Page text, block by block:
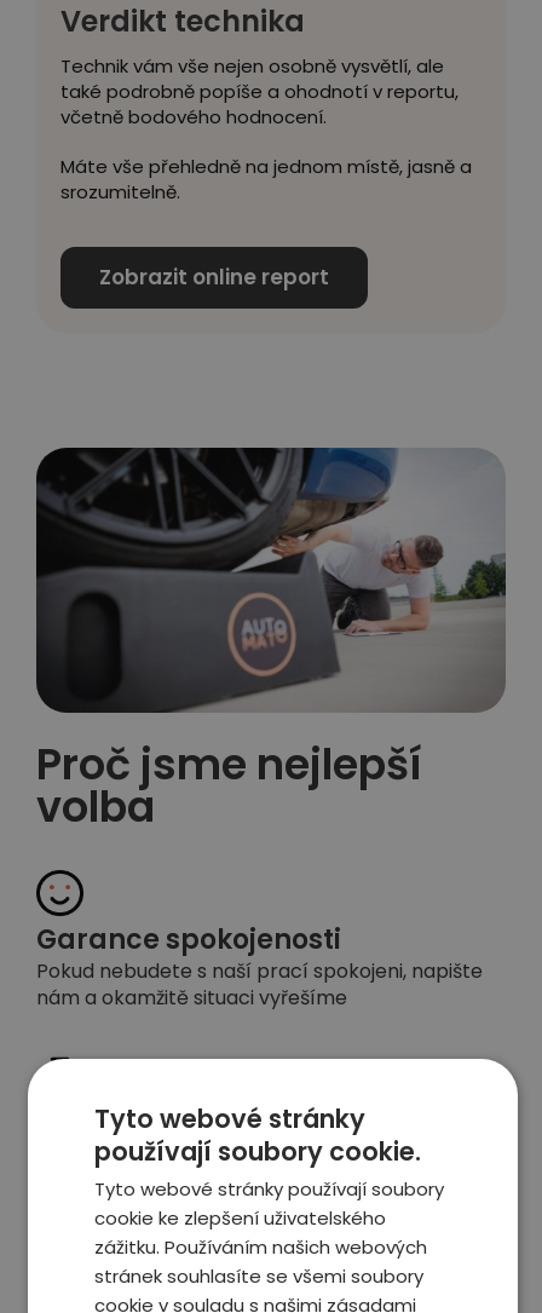
Verdikt technika
Technik vám vše nejen osobně vysvětlí, ale
také podrobně popíše a ohodnotí v reportu,
včetně bodového hodnocení.
Máte vše přehledně na jednom místě, jasně a
srozumitelně.
Zobrazit online report
Proč jsme nejlepší
volba
Garance spokojenosti
Pokud nebudete s naší prací spokojeni, napište
nám a okamžitě situaci vyřešíme
Vyjednáme slevu
Budeme za Vás vyjednávat s prodejcem slevu,
často se tak zaplatí služba sama
Tyto webové stránky
používají soubory cookie.
Tyto webové stránky používají soubory
cookie ke zlepšení uživatelského
zážitku. Používáním našich webových
stránek souhlasíte se všemi soubory
cookie v souladu s našimi zásadami